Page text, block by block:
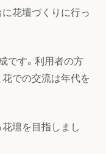
花壇づくりに行っ
です。利用者の方
での交流は年代を
壇を目指しまし